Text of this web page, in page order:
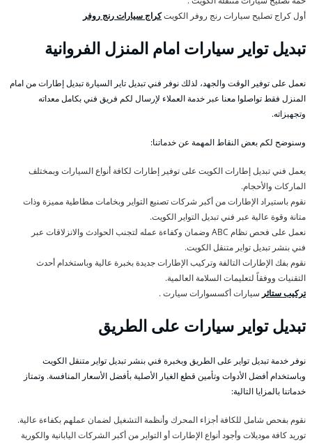
أول كراج تصليح سيارات رنج روفر الكويتكراج سيارات رنج روفر
تبديل تواير سيارات امام المنزل الفروانية
نعمل على توفير الوقت والجهد، لذلك نوفر فني تبديل تاير السيارة تبديل إطارات من امام
المنزل فقط تواصلوا معنا عبر خدمة العملاء لإرسال لكم فريق فني بكامل معداته
وتجهيزاته.
وسنوضح لكم بعض النقاط المهمة عن خدماتنا:
يعمل فني تبديل إطارات الكويت على توفير إطارات لكافة أنواع السيارات وبمختلف
الماركات والأحجام.
نقوم باستيراد الإطارات من أكبر شركات تصنيع التواير وبخامات مطاطية مميزة وذات
متانة وقوة عالية عبر فني تبديل التواير الكويت.
نعمل على فحص نظام ABC وضمان وكفاءة عمله لتجنب الحوادث والانزلاقات عبر
فني بنشر تبديل تواير متنقل الكويت.
نقوم بفك الإطارات التالفة وتركيب الإطارات جديدة بخبرة عالية وباستخدام أحدث
التقنيات ووفقاً لتعليمات السلامة العالمية.
تركيب ستائر سيارات أكسسوارات سيارت .
تبديل تواير سيارات على الطريق
نوفر خدمة تبديل تواير على الطريق وبخبرة فني بنشر تبديل تواير متنقل الكويت
وباستخدام أفضل الأدوات وتأمين قطع الغيار الأصلية بأفضل الأسعار المنافسة. وتمتاز
خدماتنا بالمزايا التالية:
نقوم بفحص شامل للكافة أجزاء المحرك وأنظمة التشغيل لضمان عملهم بكفاءة عالية.
توريد كافة موديلات وأجود أنواع الإطارات أو التواير من أكبر الشركات اليابانية والكورية